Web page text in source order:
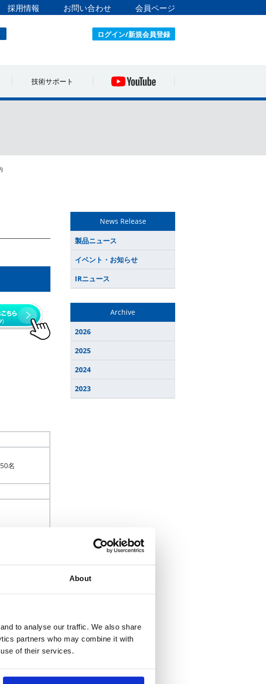
About
to analyse our traffic. We also share
partners who may combine it with
of their services.
採用情報 お問い合わせ 会員ページ
ログイン/新規会員登録
技術サポート
名
ご質問
News Release
製品ニュース
イベント・お知らせ
IRニュース
Archive
2026
2025
2024
2023